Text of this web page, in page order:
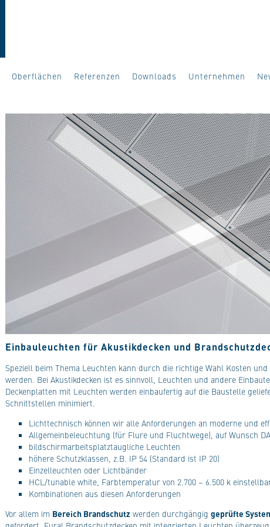
Oberflächen Referenzen Downloads Unternehmen
Einbauleuchten für Akustikdecken und
Speziell beim Thema Leuchten kann durch die richtige Wahl Kosten
werden. Bei Akustikdecken ist es sinnvoll, Leuchten und andere
Deckenplatten mit Leuchten werden einbaufertig auf die Baustelle
Schnittstellen minimiert.
Lichttechnisch können wir alle Anforderungen an moderne und
Allgemeinbeleuchtung (für Flure und Fluchtwege), auf Wunsch
bildschirmarbeitsplatztaugliche Leuchten
höhere Schutzklassen, z.B. IP 54 (Standard ist IP 20)
Einzelleuchten oder Lichtbänder
HCL/tunable white, Farbtemperatur von 2.700 – 6.500 k
Kombinationen aus diesen Anforderungen
Vor allem im Bereich Brandschutz werden durchgängig geprüfte